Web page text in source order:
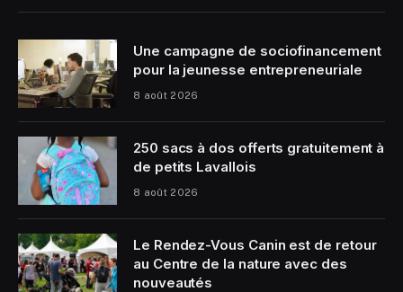
Une campagne de sociofinancement
pour la jeunesse entrepreneuriale
8 août 2026
250 sacs à dos offerts gratuitement à
de petits Lavallois
8 août 2026
Le Rendez-Vous Canin est de retour
au Centre de la nature avec des
nouveautés